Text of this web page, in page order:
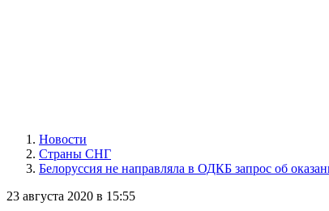
Новости
Страны СНГ
Белоруссия не направляла в ОДКБ запрос об
23 августа 2020 в 15:55